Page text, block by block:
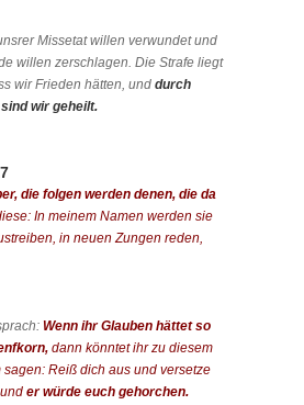
Missetat willen verwundet und
willen zerschlagen. Die Strafe liegt
wir Frieden hätten, und durch
wir geheilt.
die folgen werden denen, die da
In meinem Namen werden sie
in neuen Zungen reden,
Wenn ihr Glauben hättet so
dann könntet ihr zu diesem
Reiß dich aus und versetze
er würde euch gehorchen.